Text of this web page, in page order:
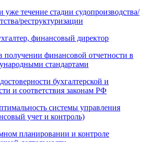
течение стадии судопроизводства/
реструктуризации
финансовый директор
получении финансовой отчетности в
стандартами
бухгалтерской и
и соответствия законам РФ
системы управления
учет и контроль)
планировании и контроле